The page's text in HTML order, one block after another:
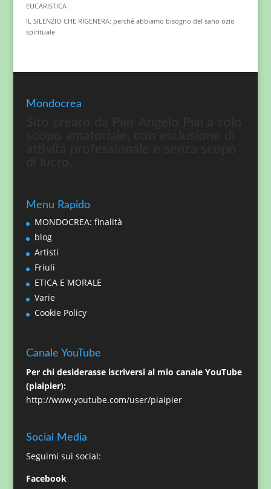
EUCARISTICA
IL SILENZIO CHE RIGENERA: perché abbiamo bisogno del sano ozio
spirituale
Mondocrea
Menu Rapido
MONDOCREA: finalità
blog
Artisti
Friuli
ETICA E MORALE
Varie
Cookie Policy
Canale YouTube
Per chi desiderasse iscriversi al mio canale YouTube
(piaipier):
http://www.youtube.com/user/piaipier
Social Media
Seguimi sui social:
Facebook